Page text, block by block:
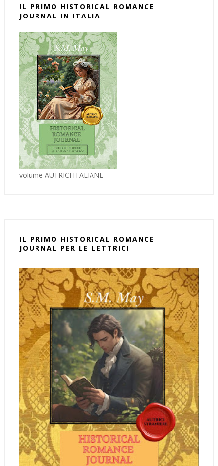
IL PRIMO HISTORICAL ROMANCE
JOURNAL IN ITALIA
volume AUTRICI ITALIANE
IL PRIMO HISTORICAL ROMANCE
JOURNAL PER LE LETTRICI